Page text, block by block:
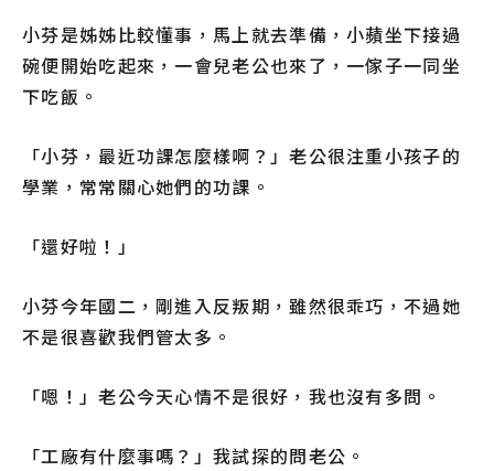
小芬是姊姊比較懂事，馬上就去準備，小蘋坐下接過
碗便開始吃起來，一會兒老公也來了，一傢子一同坐
下吃飯。
「小芬，最近功課怎麼樣啊？」老公很注重小孩子的
學業，常常關心她們的功課。
「還好啦！」
小芬今年國二，剛進入反叛期，雖然很乖巧，不過她
不是很喜歡我們管太多。
「嗯！」老公今天心情不是很好，我也沒有多問。
「工廠有什麼事嗎？」我試探的問老公。